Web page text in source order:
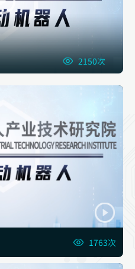
2150次
1763次